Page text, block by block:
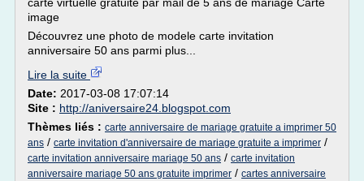
image
Découvrez une photo de modele carte invitation
anniversaire 50 ans parmi plus...
Lire la suite
Date: 2017-03-08 17:07:14
Site : http://aniversaire24.blogspot.com
Thèmes liés : carte anniversaire de mariage gratuite a imprimer 50
ans / carte invitation d'anniversaire de mariage gratuite a imprimer /
carte invitation anniversaire mariage 50 ans / carte invitation
anniversaire mariage 50 ans gratuite imprimer / cartes anniversaire